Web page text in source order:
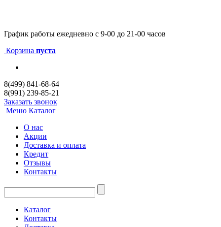
График работы ежедневно с 9-00 до 21-00 часов
Корзина пуста
8(499) 841-68-64
8(991) 239-85-21
Заказать звонок
Меню Каталог
О нас
Акции
Доставка и оплата
Кредит
Отзывы
Контакты
Каталог
Контакты